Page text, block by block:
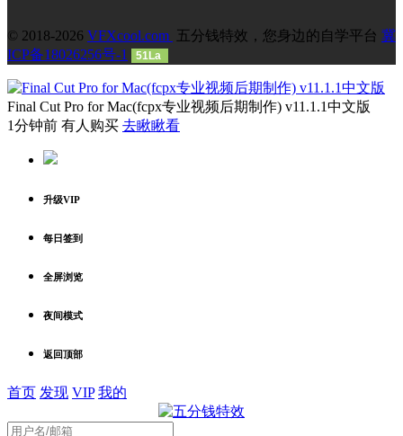
Final Cut Pro for Mac(fcpx专业视频后期制作) v11.1.1中文版
1分钟前 有人购买
去瞅瞅看
升级VIP
每日签到
全屏浏览
夜间模式
返回顶部
首页 发现 VIP
忘记密码？